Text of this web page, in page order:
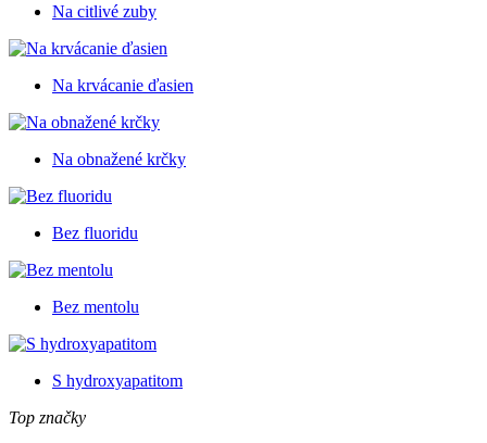
Na citlivé zuby
Na krvácanie ďasien
Na obnažené krčky
Bez fluoridu
Bez mentolu
S hydroxyapatitom
Top značky